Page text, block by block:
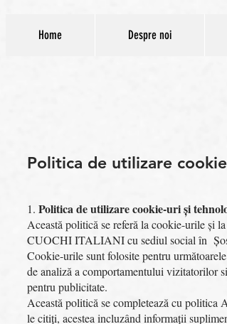
Home Despre noi
Politica de utilizare
1. Politica de utilizare cookie-uri și
Această politică se referă la cookie-urile și
CUOCHI ITALIANI cu sediul social în
Cookie-urile sunt folosite pentru
de analiză a comportamentului vizitatorilor
pentru publicitate.
Această politică se completează cu politica
le citiți, acestea incluzând informații